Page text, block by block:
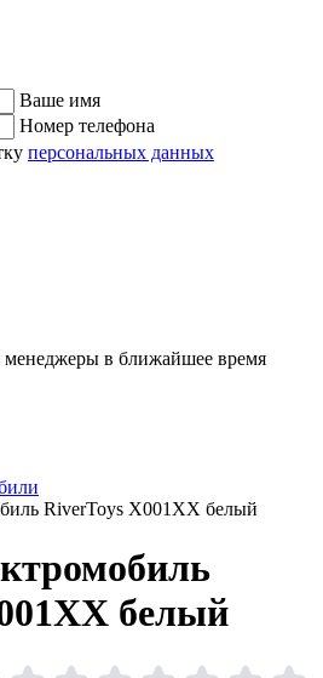
Ваше имя
Номер телефона
персональных данных
в ближайшее время
RiverToys X001XX белый
белый